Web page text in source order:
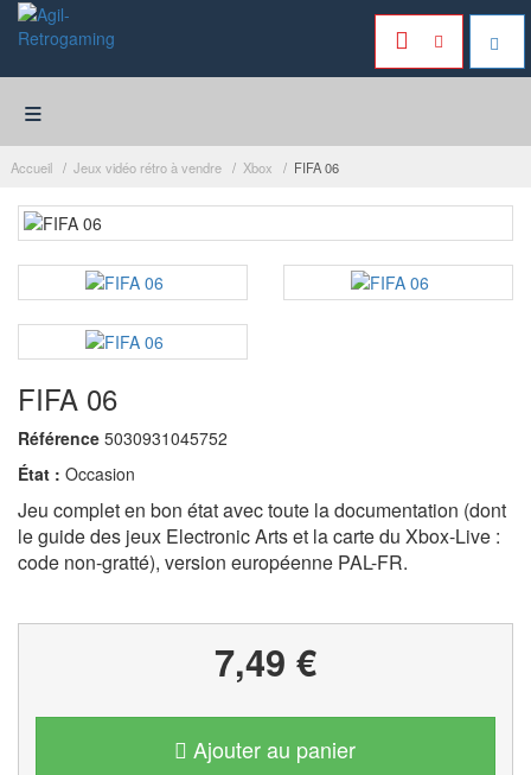
≡
Accueil Jeux vidéo rétro à vendre Xbox FIFA 06
FIFA 06
Référence 5030931045752
État : Occasion
Jeu complet en bon état avec toute la documentation (dont
le guide des jeux Electronic Arts et la carte du Xbox-Live :
code non-gratté), version européenne PAL-FR.
7,49 €
Ajouter au panier